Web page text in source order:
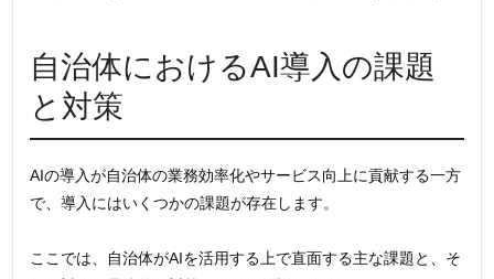
自治体におけるAI導入の課題
と対策
AIの導入が自治体の業務効率化やサービス向上に貢献する一方
で、導入にはいくつかの課題が存在します。
ここでは、自治体がAIを活用する上で直面する主な課題と、そ